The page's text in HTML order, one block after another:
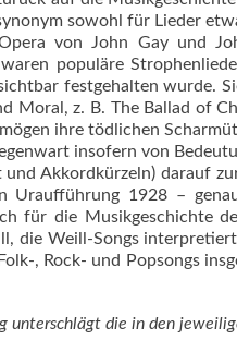
sowohl für Lieder
von John Gay und
populäre
festgehalten wurde.
Moral, z. B. The Ballad of
ih­re tödlichen
insofern von
und Akkordkürzeln) darauf
Uraufführung 1928 –
für die Musikgeschichte
die Weill-Songs
, Rock- und Popsongs
unterschlägt die in den